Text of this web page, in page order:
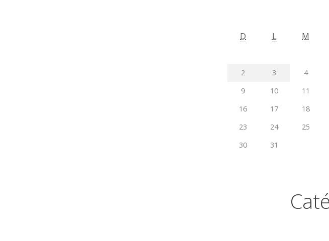
D L M
2
3 4
9
10 11
16
17 18
23
24 25
30
31